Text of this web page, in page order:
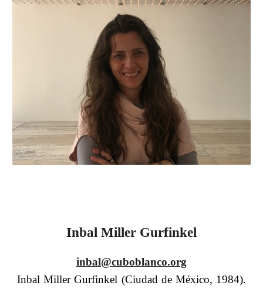
Inbal Miller Gurfinkel
inbal@cuboblanco.org
Inbal Miller Gurfinkel (Ciudad de México, 1984).